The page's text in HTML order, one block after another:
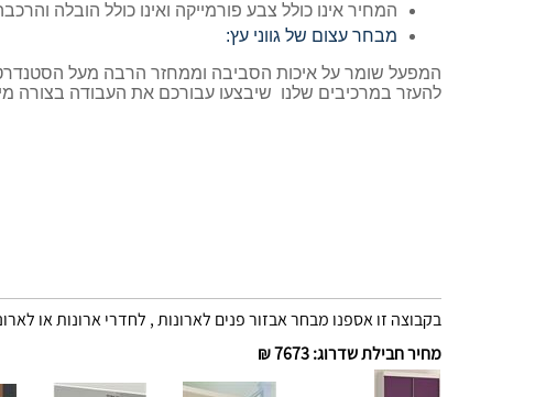
המחיר אינו כולל צבע פורמייקה ואינו כולל הובלה
מבחר עצום של גווני עץ:
המפעל שומר על איכות הסביבה וממחזר הרבה מעל
להעזר במרכיבים שלנו שיבצעו עבורכם את העבודה בצורה
בקבוצה זו אספנו מבחר אבזור פנים לארונות , לחדרי ארונות או
מחיר חבילת שדרוג:
7673 ₪